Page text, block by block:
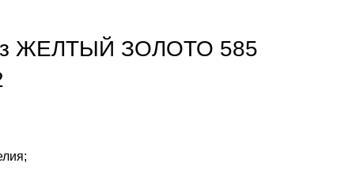
ЖЕЛТЫЙ ЗОЛОТО 585